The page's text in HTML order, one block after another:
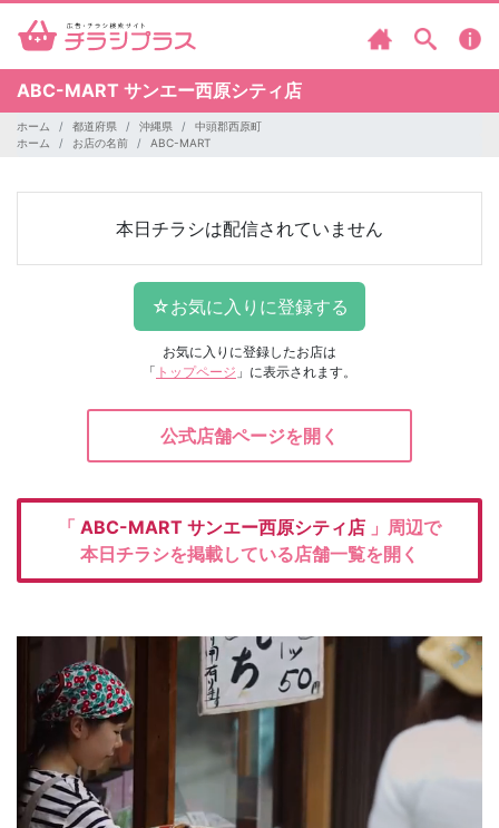
ABC-MART サンエー西原シティ店
ホーム 都道府県 沖縄県
中頭郡西原町
ホーム
お店の名前 ABC-MART
本日チラシは配信されていません
お気に入りに登録したお店は
「 トップページ 」に表示されます。
公式店舗ページを開く
「 ABC-MART サンエー西原シティ店 」周辺で
本日チラシを掲載している店舗一覧を開く